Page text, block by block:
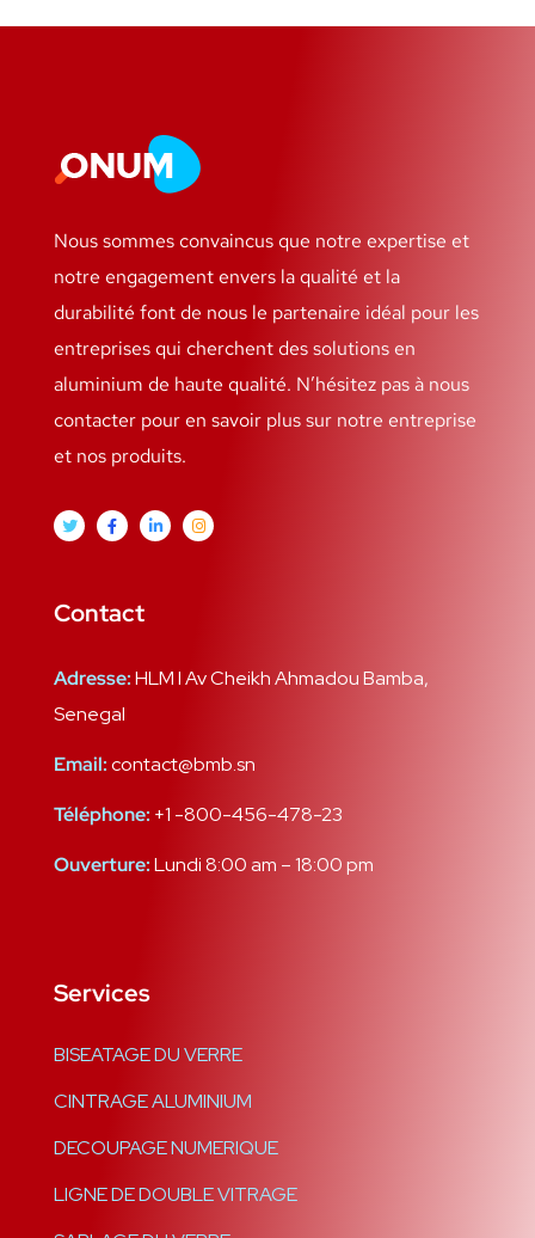
Nous sommes convaincus que notre expertise et
notre engagement envers la qualité et la
durabilité font de nous le partenaire idéal pour les
entreprises qui cherchent des solutions en
aluminium de haute qualité. N’hésitez pas à nous
contacter pour en savoir plus sur notre entreprise
et nos produits.
Contact
Adresse:HLM I Av Cheikh Ahmadou Bamba,
Senegal
Email:contact@bmb.sn
Téléphone: +1 -800-456-478-23
Ouverture:Lundi 8:00 am – 18:00 pm
Services
BISEATAGE DU VERRE
CINTRAGE ALUMINIUM
DECOUPAGE NUMERIQUE
LIGNE DE DOUBLE VITRAGE